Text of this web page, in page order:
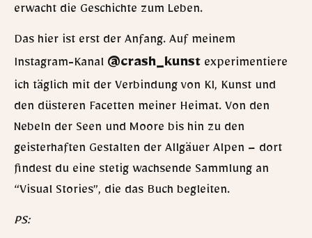
erwacht die Geschichte zum Leben.
Das hier ist erst der Anfang. Auf meinem
Instagram-Kanal @crash_kunst experimentiere
ich täglich mit der Verbindung von KI, Kunst und
den düsteren Facetten meiner Heimat. Von den
Nebeln der Seen und Moore bis hin zu den
geisterhaften Gestalten der Allgäuer Alpen – dort
findest du eine stetig wachsende Sammlung an
“Visual Stories”, die das Buch begleiten.
PS: